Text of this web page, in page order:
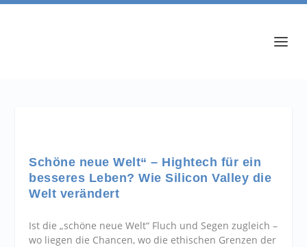
Schöne neue Welt“ – Hightech für ein
besseres Leben? Wie Silicon Valley die
Welt verändert
Ist die „schöne neue Welt“ Fluch und Segen zugleich –
wo liegen die Chancen, wo die ethischen Grenzen der